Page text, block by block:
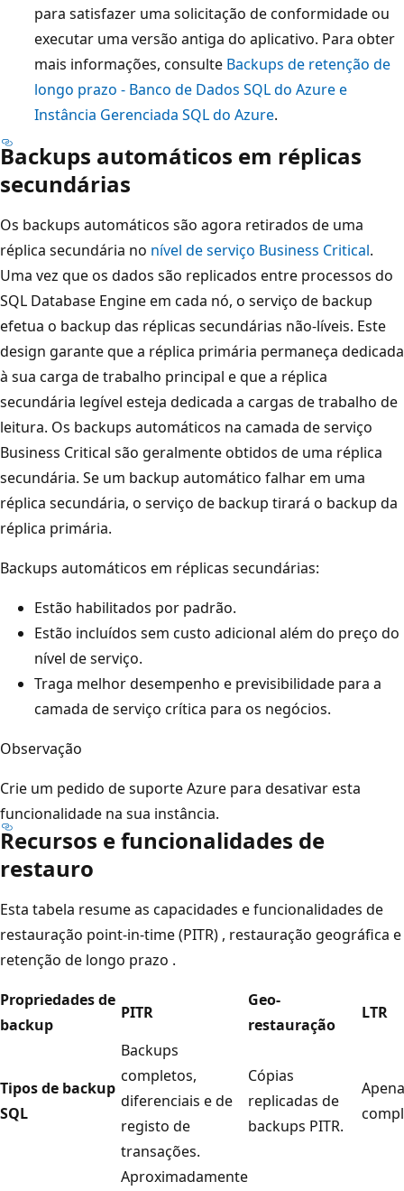
para satisfazer uma solicitação de conformidade ou
executar uma versão antiga do aplicativo. Para obter
mais informações, consulte Backups de retenção de
longo prazo - Banco de Dados SQL do Azure e
Instância Gerenciada SQL do Azure.
Backups automáticos em réplicas
secundárias
Os backups automáticos são agora retirados de uma
réplica secundária no nível de serviço Business Critical.
Uma vez que os dados são replicados entre processos do
SQL Database Engine em cada nó, o serviço de backup
efetua o backup das réplicas secundárias não-líveis. Este
design garante que a réplica primária permaneça dedicada
à sua carga de trabalho principal e que a réplica
secundária legível esteja dedicada a cargas de trabalho de
leitura. Os backups automáticos na camada de serviço
Business Critical são geralmente obtidos de uma réplica
secundária. Se um backup automático falhar em uma
réplica secundária, o serviço de backup tirará o backup da
réplica primária.
Backups automáticos em réplicas secundárias:
Estão habilitados por padrão.
Estão incluídos sem custo adicional além do preço do
nível de serviço.
Traga melhor desempenho e previsibilidade para a
camada de serviço crítica para os negócios.
Observação
Crie um pedido de suporte Azure para desativar esta
funcionalidade na sua instância.
Recursos e funcionalidades de
restauro
Esta tabela resume as capacidades e funcionalidades de
restauração point-in-time (PITR) , restauração geográfica e
retenção de longo prazo .
Propriedades de
backup
PITR
Geo-
restauração
LTR
Tipos de backup
SQL
Backups
completos,
diferenciais e de
registo de
transações.
Cópias
replicadas de
backups PITR.
Aproximadamente